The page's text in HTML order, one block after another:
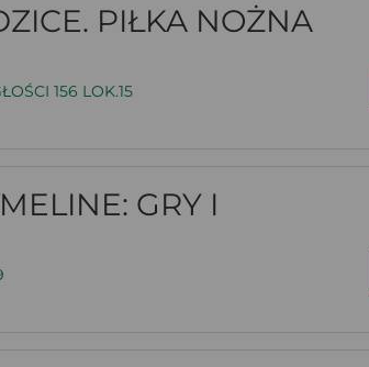
PIŁKA NOŻNA
156 LOK.15
GRY I